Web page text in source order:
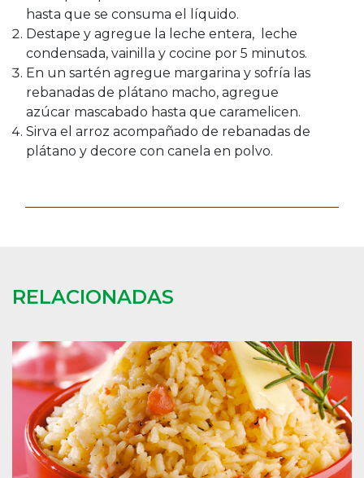
hasta que se consuma el líquido.
Destape y agregue la leche entera, leche
condensada, vainilla y cocine por 5 minutos.
En un sartén agregue margarina y sofría las
rebanadas de plátano macho, agregue
azúcar mascabado hasta que caramelicen.
Sirva el arroz acompañado de rebanadas de
plátano y decore con canela en polvo.
RELACIONADAS